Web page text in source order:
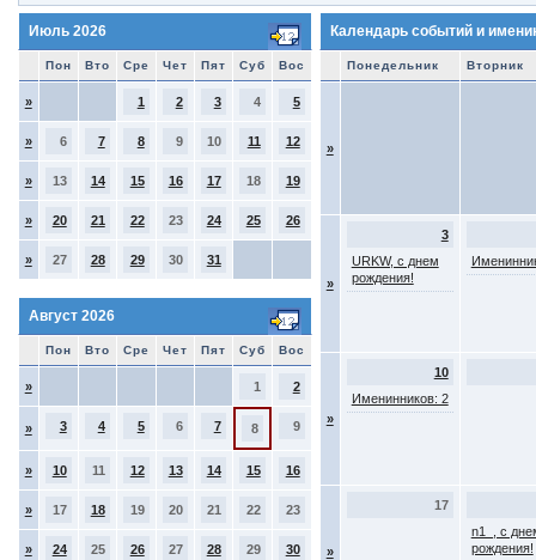
Июль 2026
Пон Вто Сре Чет Пят Суб Вос
» 1 2 3 4 5
» 6 7 8 9 10 11 12
» 13 14 15 16 17 18 19
» 20 21 22 23 24 25 26
» 27 28 29 30 31
Август 2026
Пон Вто Сре Чет Пят Суб Вос
» 1 2
» 3 4 5 6 7 8 9
» 10 11 12 13 14 15 16
» 17 18 19 20 21 22 23
» 24 25 26 27 28 29 30
Календарь событий и
Понедельник Вторник
»
»
3
URKW, с днем
рождения!
»
10
Именинников: 2
»
17
n1_, с
рождения!